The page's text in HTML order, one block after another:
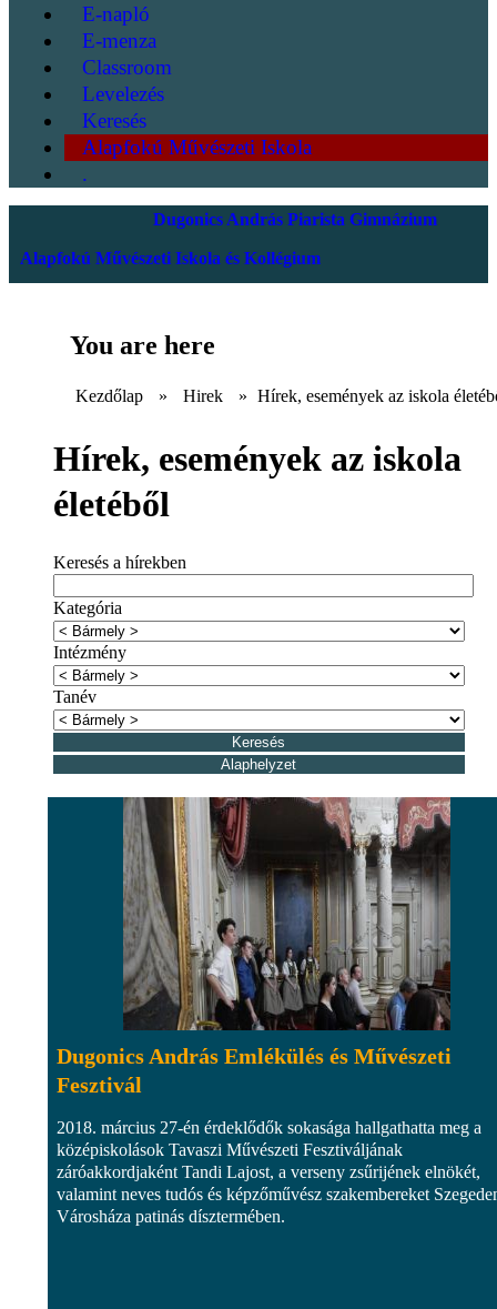
E-napló
E-menza
Classroom
Levelezés
Keresés
Alapfokú Művészeti Iskola
.
Dugonics András Piarista Gimnázium
Alapfokú Művészeti Iskola és Kollégium
You are here
Kezdőlap » Hirek » Hírek, események az iskola
Hírek, események az iskola
életéből
Keresés a hírekben
Kategória
Intézmény
Tanév
Dugonics András Emlékülés és Művészeti
Fesztivál
2018. március 27-én érdeklődők sokasága hallgathatta meg a
középiskolások Tavaszi Művészeti Fesztiváljának
záróakkordjaként Tandi Lajost, a verseny zsűrijének elnökét,
valamint neves tudós és képzőművész szakembereket
Városháza patinás dísztermében.